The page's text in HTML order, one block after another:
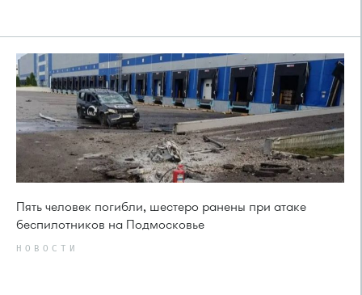
Пять человек погибли, шестеро ранены при атаке
беспилотников на Подмосковье
НОВОСТИ